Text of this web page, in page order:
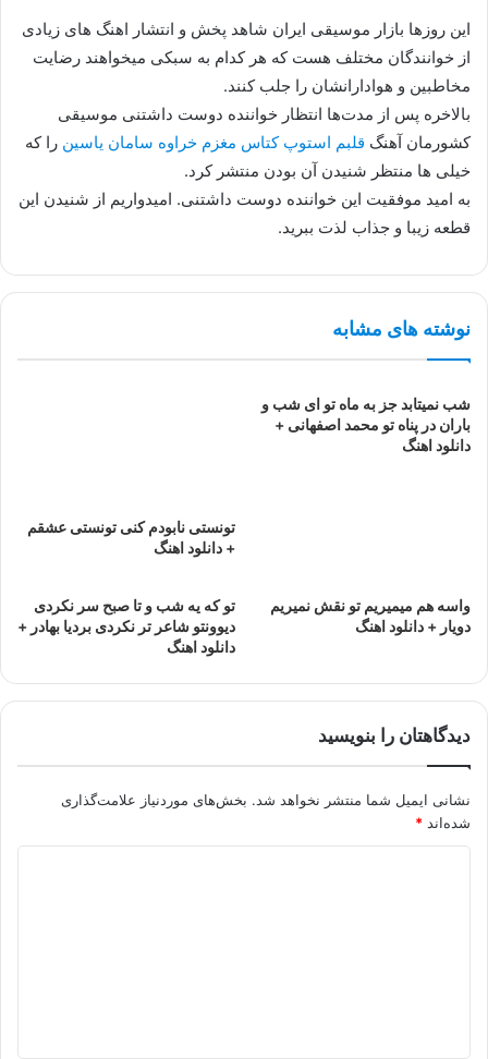
این روزها بازار موسیقی ایران شاهد پخش و انتشار اهنگ های زیادی
از خوانندگان مختلف هست که هر کدام به سبکی میخواهند رضایت
مخاطبین و هوادارانشان را جلب کنند.
بالاخره پس از مدت‌ها انتظار خواننده دوست داشتنی موسیقی
کشورمان آهنگ قلبم استوپ کتاس مغزم خراوه سامان یاسین را که
خیلی ها منتظر شنیدن آن بودن منتشر کرد.
به امید موفقیت این خواننده دوست داشتنی. امیدواریم از شنیدن این
قطعه زیبا و جذاب لذت ببرید.
نوشته های مشابه
شب نمیتابد جز به ماه تو ای شب و
باران در پناه تو محمد اصفهانی +
دانلود اهنگ
تونستی نابودم کنی تونستی عشقم
+ دانلود اهنگ
واسه هم میمیریم تو نقش نمیریم
دویار + دانلود اهنگ
تو که یه شب و تا صبح سر نکردی
دیوونتو شاعر تر نکردی بردیا بهادر +
دانلود اهنگ
دیدگاهتان را بنویسید
نشانی ایمیل شما منتشر نخواهد شد. بخش‌های موردنیاز علامت‌گذاری
شده‌اند *